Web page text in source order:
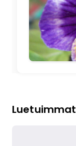
Luetuimmat